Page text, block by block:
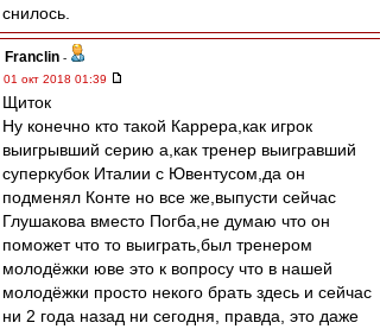
снилось.
Franclin -
01 окт 2018 01:39
Щиток
Ну конечно кто такой Каррера,как игрок
выигрывший серию а,как тренер выигравший
суперкубок Италии с Ювентусом,да он
подменял Конте но все же,выпусти сейчас
Глушакова вместо Погба,не думаю что он
поможет что то выиграть,был тренером
молодёжки юве это к вопросу что в нашей
молодёжки просто некого брать здесь и сейчас
ни 2 года назад ни сегодня, правда, это даже